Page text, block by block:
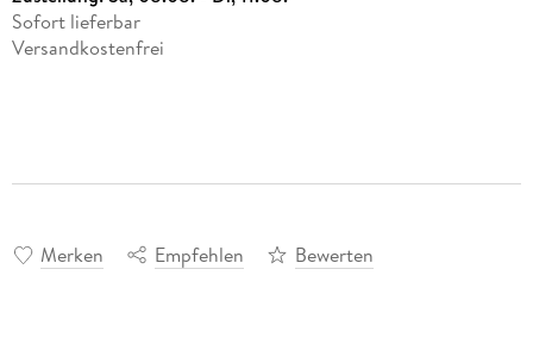
Sofort lieferbar
Versandkostenfrei
Merken Empfehlen Bewerten